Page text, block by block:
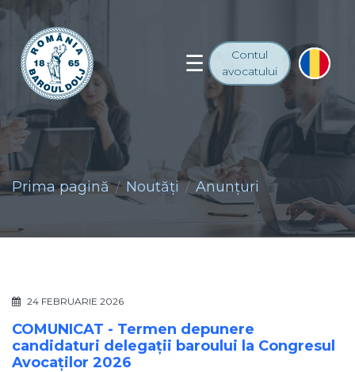
Contul
avocatului
Prima pagină Noutăţi Anunţuri
24 FEBRUARIE 2026
COMUNICAT - Termen depunere
candidaturi delegații baroului la Congresul
Avocaților 2026